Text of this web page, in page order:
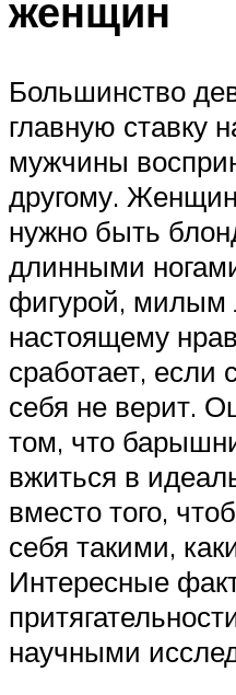
женщин
Большинство
главную ставку
мужчины
другому.
нужно быть
длинными
фигурой, милым
настоящему
сработает, если
себя не верит.
том, что
вжиться в
вместо того,
себя такими,
Интересные
научными